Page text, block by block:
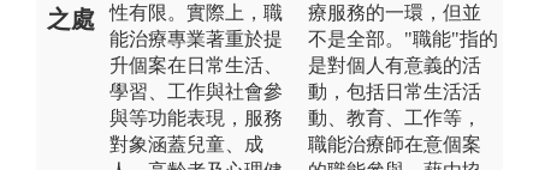
之處
性有限。實際上，職
能治療專業著重於提
升個案在日常生活、
學習、工作與社會參
與等功能表現，服務
對象涵蓋兒童、成
療服務的一環，但並
不是全部。"職能"指的
是對個人有意義的活
動，包括日常生活活
動、教育、工作等，
職能治療師在意個案